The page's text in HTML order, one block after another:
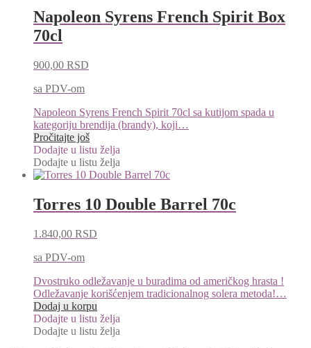
Napoleon Syrens French Spirit Box
70cl
900,00 RSD
sa PDV-om
Napoleon Syrens French Spirit 70cl sa kutijom spada u
kategoriju brendija (brandy), koji…
Pročitajte još
Dodajte u listu želja
Dodajte u listu želja
Torres 10 Double Barrel 70c
1.840,00 RSD
sa PDV-om
Dvostruko odležavanje u buradima od američkog hrasta !
Odležavanje korišćenjem tradicionalnog solera metoda!…
Dodaj u korpu
Dodajte u listu želja
Dodajte u listu želja